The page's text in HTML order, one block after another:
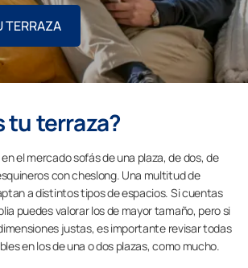
TERRAZA
tu terraza?
el mercado sofás de una plaza, de dos, de
con cheslong. Una multitud de
a distintos tipos de espacios. Si cuentas
puedes valorar los de mayor tamaño, pero si
justas, es importante revisar todas
en los de una o dos plazas, como mucho.